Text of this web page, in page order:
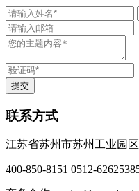
联系方式
江苏省苏州市苏州工业园
400-850-8151 0512-